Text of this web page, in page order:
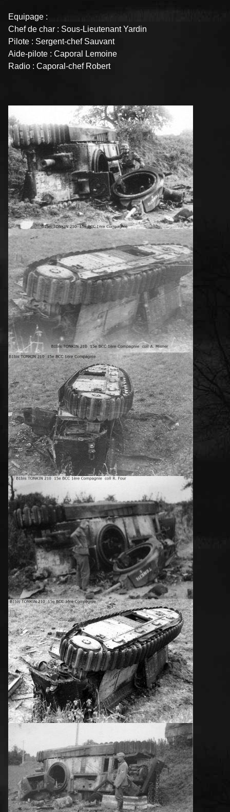
Equipage :
Chef de char : Sous-Lieutenant Yardin
Pilote : Sergent-chef Sauvant
Aide-pilote : Caporal Lemoine
Radio : Caporal-chef Robert